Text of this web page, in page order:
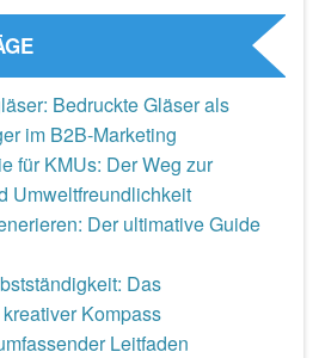
Bedruckte Gläser als
im B2B-Marketing
für KMUs: Der Weg zur
Umweltfreundlichkeit
Der ultimative Guide
Das
Kompass
Leitfaden